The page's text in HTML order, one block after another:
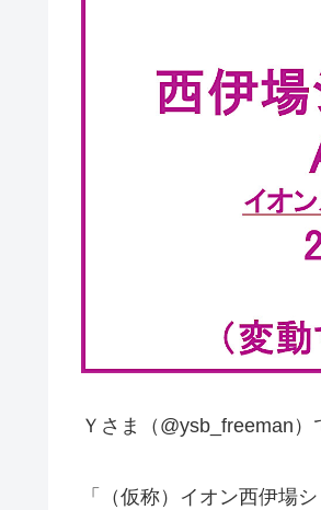
Ｙさま（@ysb_freeman）
「（仮称）イオン西伊場